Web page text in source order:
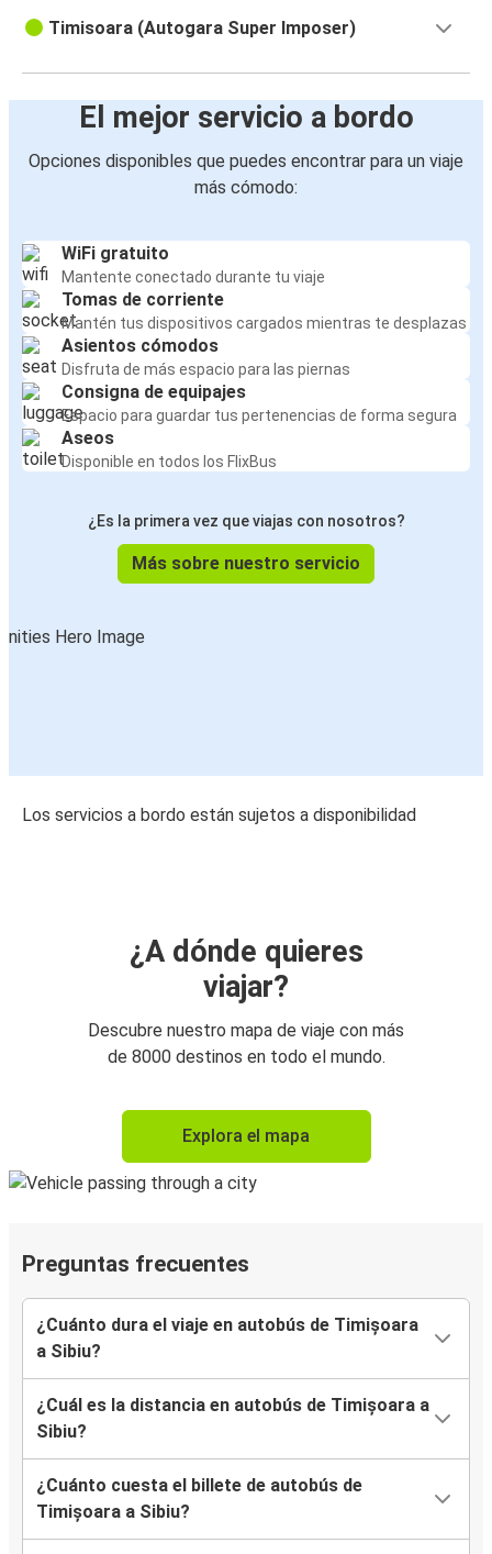
Timisoara (Autogara Super Imposer)
El mejor servicio a bordo
Opciones disponibles que puedes encontrar para un viaje
más cómodo:
WiFi gratuito
Mantente conectado durante tu viaje
Tomas de corriente
Mantén tus dispositivos cargados mientras te desplazas
Asientos cómodos
Disfruta de más espacio para las piernas
Consigna de equipajes
Espacio para guardar tus pertenencias de forma segura
Aseos
Disponible en todos los FlixBus
¿Es la primera vez que viajas con nosotros?
Más sobre nuestro servicio
Los servicios a bordo están sujetos a disponibilidad
¿A dónde quieres
viajar?
Descubre nuestro mapa de viaje con más
de 8000 destinos en todo el mundo.
Explora el mapa
Preguntas frecuentes
¿Cuánto dura el viaje en autobús de Timișoara
a Sibiu?
¿Cuál es la distancia en autobús de Timișoara a
Sibiu?
¿Cuánto cuesta el billete de autobús de
Timișoara a Sibiu?